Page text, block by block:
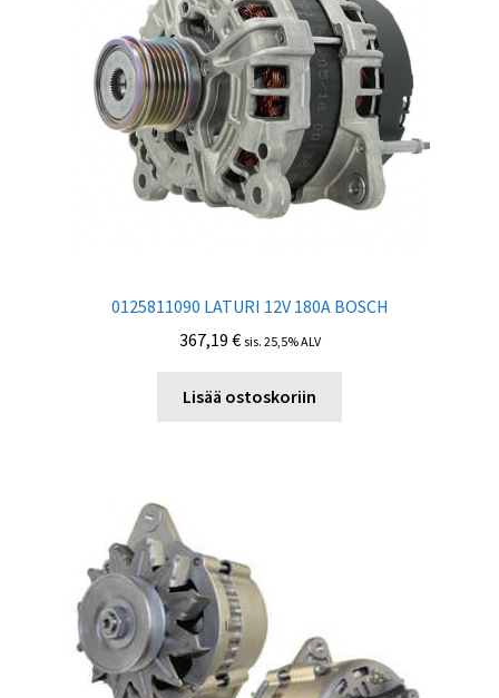
0125811090 LATURI 12V 180А BOSCH
367,19 € sis. 25,5% ALV
Lisää ostoskoriin